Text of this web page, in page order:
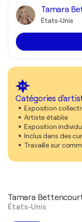
Tamara
États-Unis
Catégories
Exposition
Artiste établie
Exposition
Inclus dans des
Travaille sur
Tamara
États-Unis